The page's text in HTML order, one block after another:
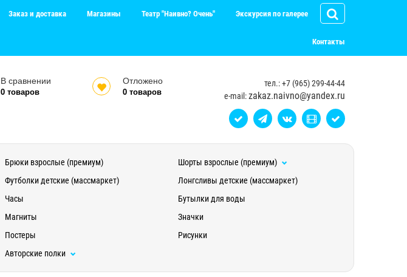
Заказ и доставка Магазины Театр "Наивно? Очень" Экскурсия по галерее
Контакты
В сравнении
0товаров
Отложено
0 товаров
тел.: +7 (965) 299-44-44
e-mail:zakaz.naivno@yandex.ru
Брюки взрослые (премиум)
Шорты взрослые (премиум)
Футболки детские (массмаркет)
Лонгсливы детские (массмаркет)
Часы
Бутылки для воды
Магниты
Значки
Постеры
Рисунки
Авторские полки